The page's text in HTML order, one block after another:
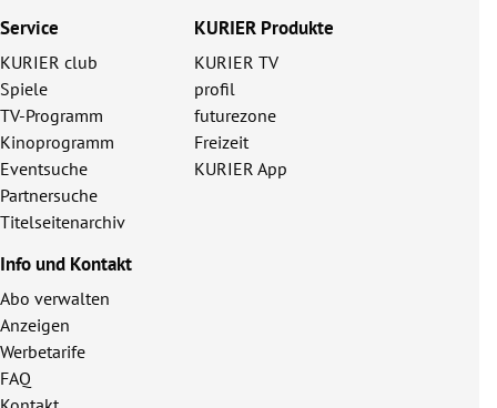
Service
KURIER club
Spiele
TV-Programm
Kinoprogramm
Eventsuche
Partnersuche
Titelseitenarchiv
KURIER Produkte
KURIER TV
profil
futurezone
Freizeit
KURIER App
Info und Kontakt
Abo verwalten
Anzeigen
Werbetarife
FAQ